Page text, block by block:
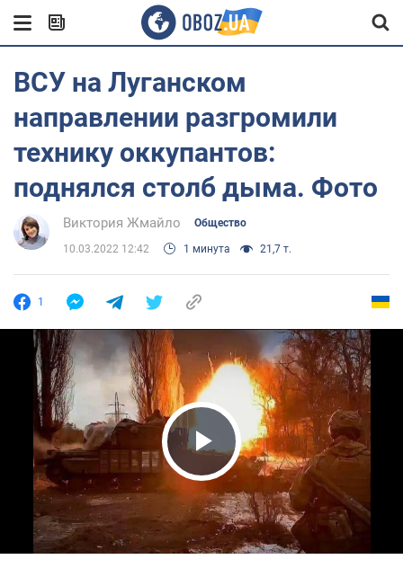
ВСУ на Луганском
направлении разгромили
технику оккупантов:
поднялся столб дыма. Фото
Виктория Жмайло Общество
10.03.2022 12:42 1 минута 21,7 т.
1
Play Video